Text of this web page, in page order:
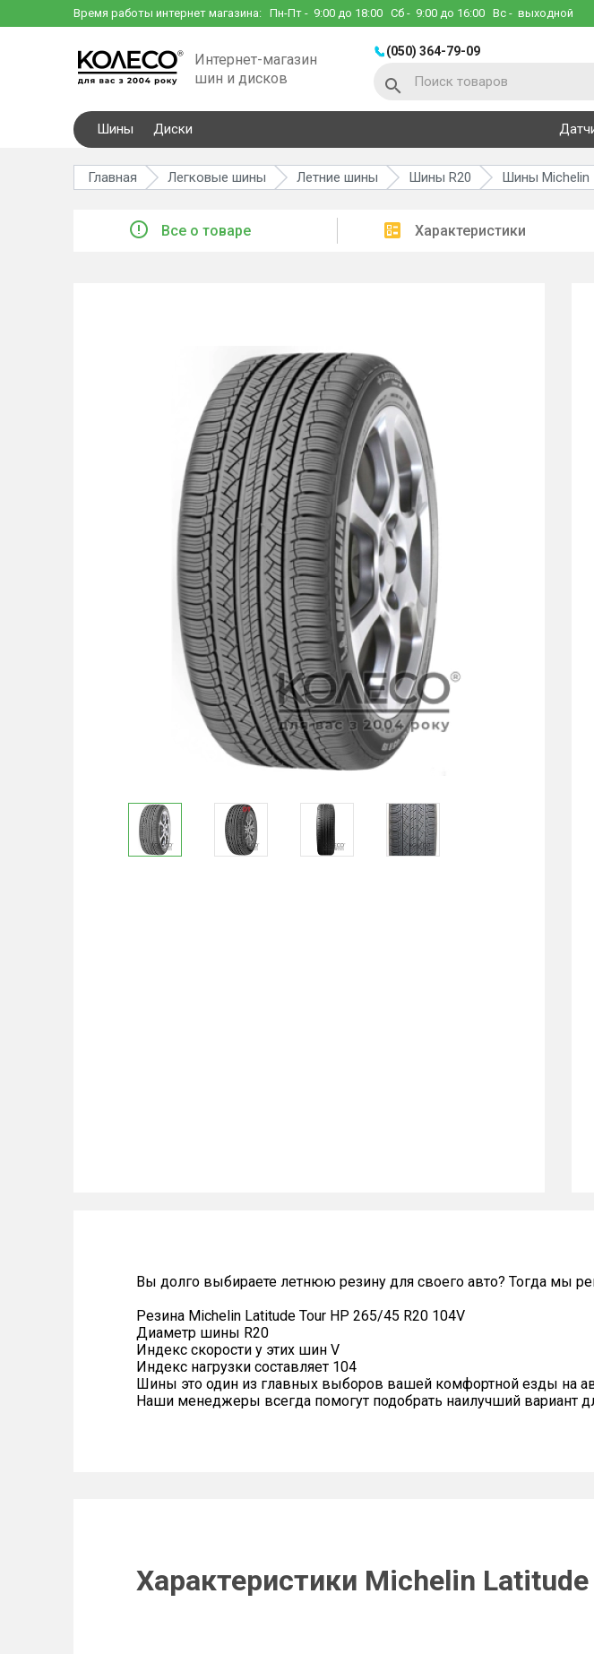
Время работы интернет магазина: Пн-Пт - 9:00 до 18:00 Сб - 9:00 до 16:00 Вс - выходной
Интернет-магазин
шин и дисков
(050) 364-79-09
Шины Диски
Главная Легковые шины Летние шины Шины R20 Шины Michelin
Все о товаре Характеристики
Вы долго выбираете летнюю резину для своего авто? Тогда мы
Резина Michelin Latitude Tour HP 265/45 R20 104V
Диаметр шины R20
Индекс скорости у этих шин V
Индекс нагрузки составляет 104
Шины это один из главных выборов вашей комфортной езды на
Наши менеджеры всегда помогут подобрать наилучший вариант
Характеристики Michelin